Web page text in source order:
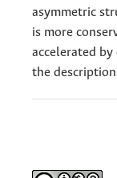
asymmetric
is more
accelerated
the